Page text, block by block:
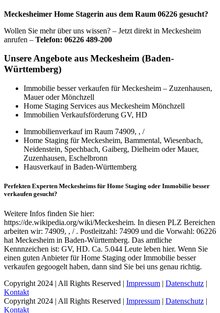
Meckesheimer Home Stagerin aus dem Raum 06226 gesucht?
Wollen Sie mehr über uns wissen? – Jetzt direkt in Meckesheim
anrufen – Telefon: 06226 489-200
Unsere Angebote aus Meckesheim (Baden-
Württemberg)
Immobilie besser verkaufen für Meckesheim – Zuzenhausen,
Mauer oder Mönchzell
Home Staging Services aus Meckesheim Mönchzell
Immobilien Verkaufsförderung GV, HD
Immobilienverkauf im Raum 74909, , /
Home Staging für Meckesheim, Bammental, Wiesenbach,
Neidenstein, Spechbach, Gaiberg, Dielheim oder Mauer,
Zuzenhausen, Eschelbronn
Hausverkauf in Baden-Württemberg
Perfekten Experten Meckesheims für Home Staging oder Immobilie besser
verkaufen gesucht?
Weitere Infos finden Sie hier:
https://de.wikipedia.org/wiki/Meckesheim. In diesen PLZ Bereichen
arbeiten wir: 74909, , / . Postleitzahl: 74909 und die Vorwahl: 06226
hat Meckesheim in Baden-Württemberg. Das amtliche
Kennnzeichen ist: GV, HD. Ca. 5.044 Leute leben hier. Wenn Sie
einen guten Anbieter für Home Staging oder Immobilie besser
verkaufen gegoogelt haben, dann sind Sie bei uns genau richtig.
Copyright 2024 | All Rights Reserved | Impressum | Datenschutz |
Kontakt
Copyright 2024 | All Rights Reserved | Impressum | Datenschutz |
Kontakt